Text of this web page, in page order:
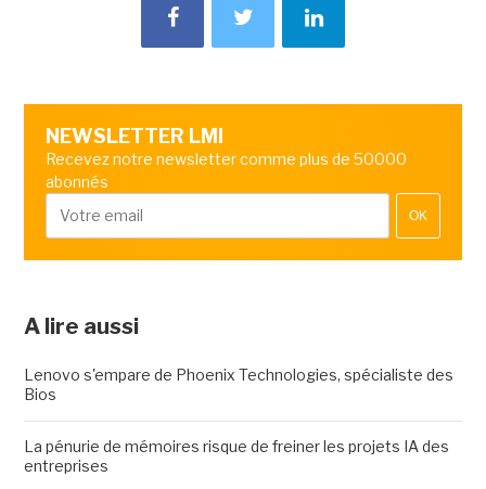
NEWSLETTER LMI
Recevez notre newsletter comme plus de 50000
abonnés
OK
A lire aussi
Lenovo s'empare de Phoenix Technologies, spécialiste des
Bios
La pénurie de mémoires risque de freiner les projets IA des
entreprises